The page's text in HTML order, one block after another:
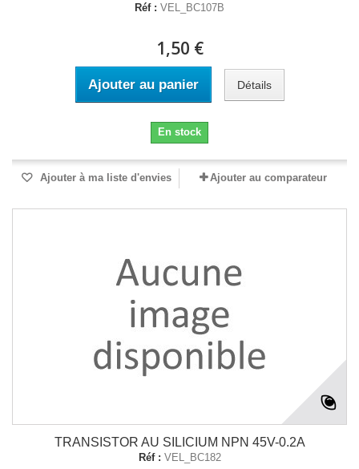
Réf : VEL_BC107B
1,50 €
Ajouter au panier Détails
En stock
Ajouter à ma liste d'envies Ajouter au comparateur
TRANSISTOR AU SILICIUM NPN 45V-0.2A
Réf : VEL_BC182